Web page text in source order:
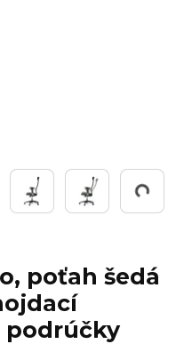
Working...
poťah šedá
podrúčky